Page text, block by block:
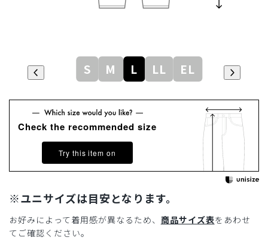
S M L LL EL
Check the recommended size
Try this item on
※ユニサイズは目安となります。
お好みによって着用感が異なるため、 商品サイズ表をあわせ
てご確認ください。